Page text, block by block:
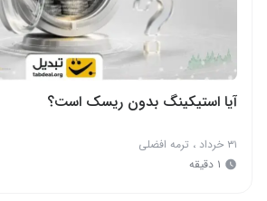
آیا استیکینگ بدون ریسک است؟
۳۱ خرداد ، ترمه افضلی
۱ دقیقه